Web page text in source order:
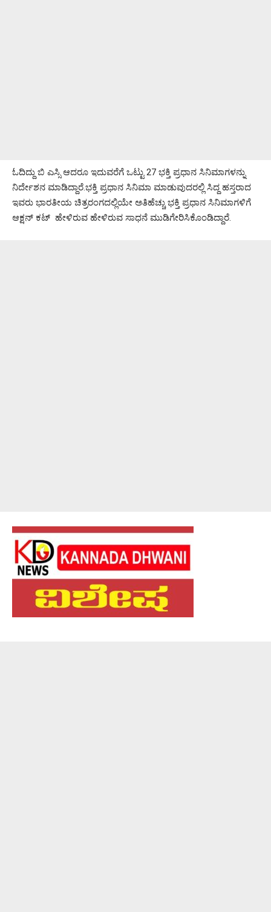
ಓದಿದ್ದು ಬಿ ಎಸ್ಸಿ ಆದರೂ ಇದುವರೆಗೆ ಒಟ್ಟು 27 ಭಕ್ತಿ ಪ್ರಧಾನ ಸಿನಿಮಾಗಳನ್ನು
ನಿರ್ದೇಶನ ಮಾಡಿದ್ದಾರೆ.ಭಕ್ತಿ ಪ್ರಧಾನ ಸಿನಿಮಾ ಮಾಡುವುದರಲ್ಲಿ ಸಿದ್ದ ಹಸ್ತರಾದ
ಇವರು ಭಾರತೀಯ ಚಿತ್ರರಂಗದಲ್ಲಿಯೇ ಅತಿಹೆಚ್ಚು ಭಕ್ತಿ ಪ್ರಧಾನ ಸಿನಿಮಾಗಳಿಗೆ
ಆಕ್ಷನ್ ಕಟ್ ಹೇಳಿರುವ ಹೇಳಿರುವ ಸಾಧನೆ ಮುಡಿಗೇರಿಸಿಕೊಂಡಿದ್ದಾರೆ.